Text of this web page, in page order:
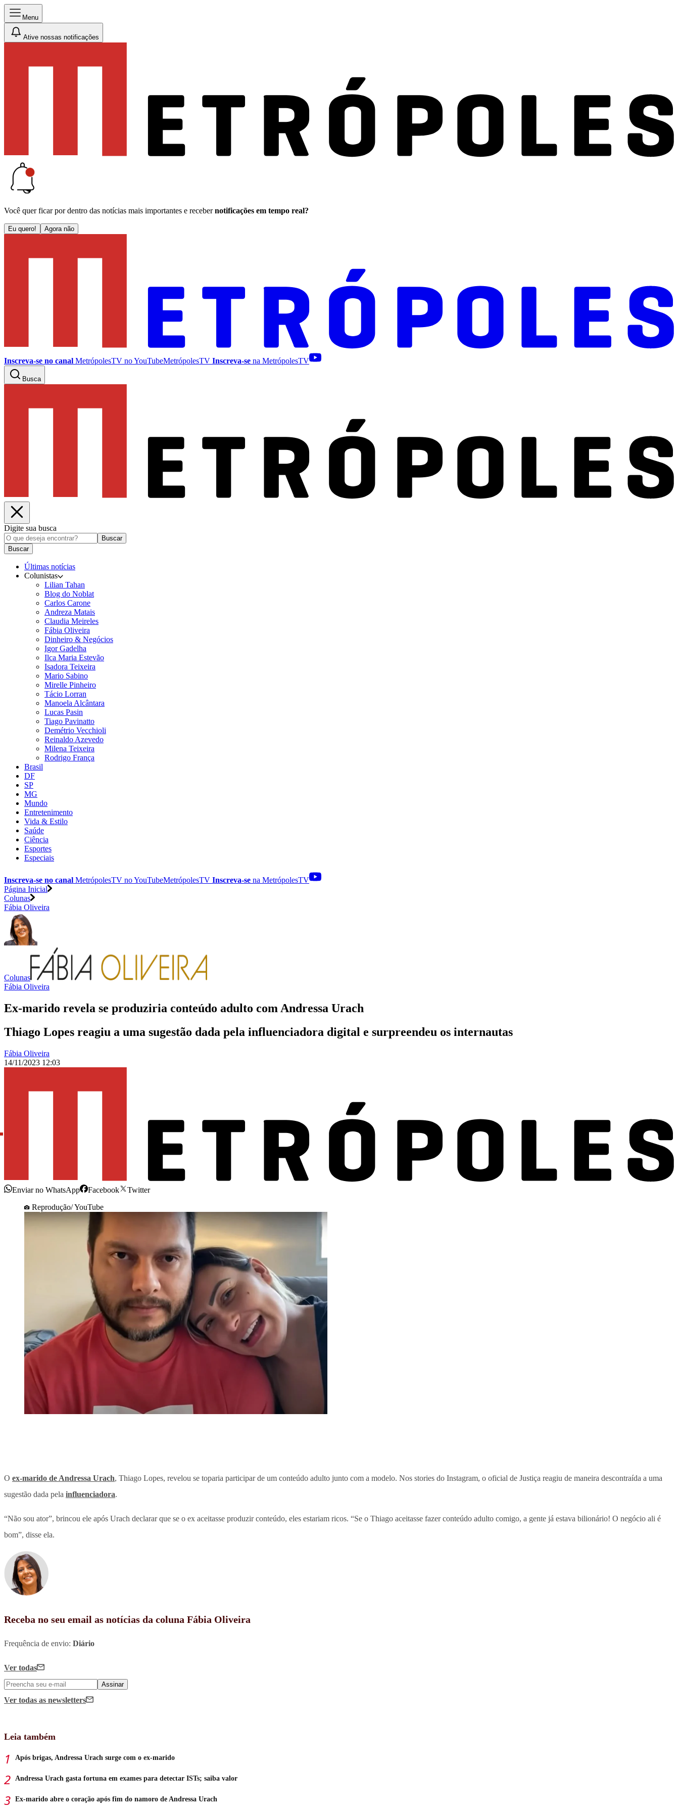
Menu
Ative nossas notificações
Você quer ficar por dentro das notícias mais importantes e receber notificações em tempo real?
Eu quero! Agora não
Inscreva-se no canal MetrópolesTV noYouTubeMetrópolesTV Inscreva-se na MetrópolesTV
Busca
Digite sua busca
Buscar
Buscar
Últimas notícias
Colunistas
Lilian Tahan
Blog do Noblat
Carlos Carone
Andreza Matais
Claudia Meireles
Fábia Oliveira
Dinheiro & Negócios
Igor Gadelha
Ilca Maria Estevão
Isadora Teixeira
Mario Sabino
Mirelle Pinheiro
Tácio Lorran
Manoela Alcântara
Lucas Pasin
Tiago Pavinatto
Demétrio Vecchioli
Reinaldo Azevedo
Milena Teixeira
Rodrigo França
Brasil
DF
SP
MG
Mundo
Entretenimento
Vida & Estilo
Saúde
Ciência
Esportes
Especiais
Inscreva-se no canal MetrópolesTV noYouTubeMetrópolesTV Inscreva-se na MetrópolesTV
Página Inicial
Colunas
Fábia Oliveira
Colunas
Fábia Oliveira
Ex-marido revela se produziria conteúdo adulto com Andressa Urach
Thiago Lopes reagiu a uma sugestão dada pela influenciadora digital e surpreendeu os internautas
Fábia Oliveira
14/11/2023 12:03
Enviar no WhatsApp Facebook
Twitter
Reprodução/ YouTube
O ex-marido de Andressa Urach, Thiago Lopes, revelou se toparia participar de um conteúdo adulto junto com a modelo. Nos stories do Instagram, o oficial de Justiça reagiu de maneira descontraída a uma
sugestão dada pela influenciadora.
“Não sou ator”, brincou ele após Urach declarar que se o ex aceitasse produzir conteúdo, eles estariam ricos. “Se o Thiago aceitasse fazer conteúdo adulto comigo, a gente já estava bilionário! O negócio ali é
bom”, disse ela.
Receba no seu email as notícias da coluna Fábia Oliveira
Frequência de envio: Diário
Ver todas
Assinar
Ver todas as newsletters
Leia também
Após brigas, Andressa Urach surge com o ex-marido
Andressa Urach gasta fortuna em exames para detectar ISTs; saiba valor
Ex-marido abre o coração após fim do namoro de Andressa Urach